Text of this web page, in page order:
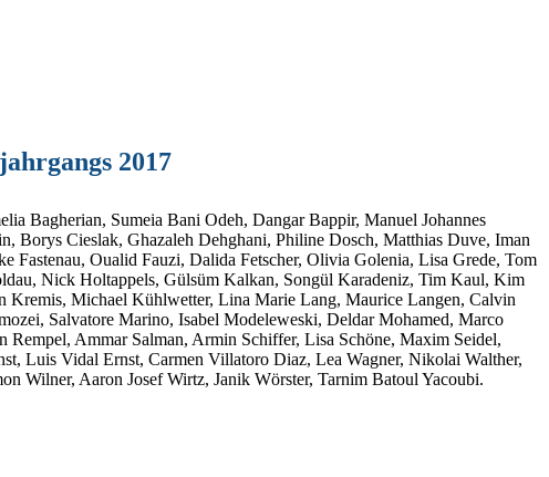
2017
Bagherian, Sumeia Bani Odeh, Dangar Bappir, Manuel Johannes
Borys Cieslak, Ghazaleh Dehghani, Philine Dosch, Matthias Duve, Iman
Fastenau, Oualid Fauzi, Dalida Fetscher, Olivia Golenia, Lisa Grede, Tom
Nick Holtappels, Gülsüm Kalkan, Songül Karadeniz, Tim Kaul, Kim
Michael Kühlwetter, Lina Marie Lang, Maurice Langen, Calvin
Salvatore Marino, Isabel Modeleweski, Deldar Mohamed, Marco
Ammar Salman, Armin Schiffer, Lisa Schöne, Maxim Seidel,
Luis Vidal Ernst, Carmen Villatoro Diaz, Lea Wagner, Nikolai Walther,
Wilner, Aaron Josef Wirtz, Janik Wörster, Tarnim Batoul Yacoubi.